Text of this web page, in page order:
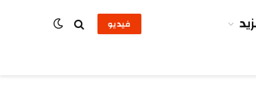
فيديو